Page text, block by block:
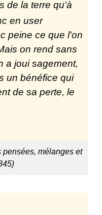
de la terre qu'à
en user
peine ce que l'on
on rend sans
a joui sagement,
un bénéfice qui
de sa perte, le
pensées, mélanges et